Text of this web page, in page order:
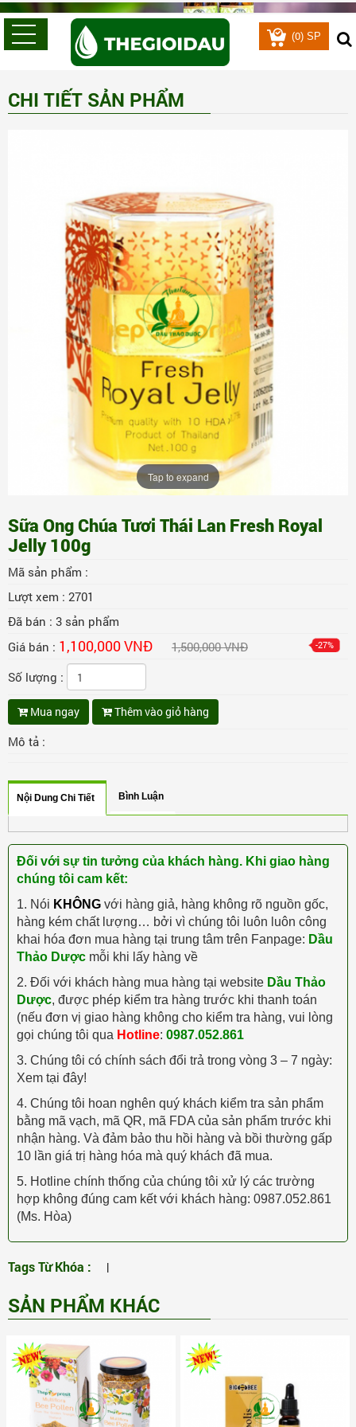
(0) SP
CHI TIẾT SẢN PHẨM
Tap to expand
Sữa Ong Chúa Tươi Thái Lan Fresh Royal
Jelly 100g
Mã sản phẩm :
Lượt xem : 2701
Đã bán : 3 sản phẩm
Giá bán : 1,100,000 VNĐ 1,500,000 VNĐ -27%
Số lượng :
Mua ngay Thêm vào giỏ hàng
Mô tả :
Nội Dung Chi Tiết Bình Luận
Đối với sự tin tưởng của khách hàng. Khi giao hàng
chúng tôi cam kết:
1. Nói KHÔNG với hàng giả, hàng không rõ nguồn gốc,
hàng kém chất lượng… bởi vì chúng tôi luôn luôn công
khai hóa đơn mua hàng tại trung tâm trên Fanpage: Dầu
Thảo Dược mỗi khi lấy hàng về
2. Đối với khách hàng mua hàng tại website Dầu Thảo
Dược, được phép kiểm tra hàng trước khi thanh toán
(nếu đơn vị giao hàng không cho kiểm tra hàng, vui lòng
gọi chúng tôi qua Hotline: 0987.052.861
3. Chúng tôi có chính sách đổi trả trong vòng 3 – 7 ngày:
Xem tại đây!
4. Chúng tôi hoan nghên quý khách kiểm tra sản phẩm
bằng mã vạch, mã QR, mã FDA của sản phẩm trước khi
nhận hàng. Và đảm bảo thu hồi hàng và bồi thường gấp
10 lần giá trị hàng hóa mà quý khách đã mua.
5. Hotline chính thống của chúng tôi xử lý các trường
hợp không đúng cam kết với khách hàng: 0987.052.861
(Ms. Hòa)
Tags Từ Khóa : |
SẢN PHẨM KHÁC